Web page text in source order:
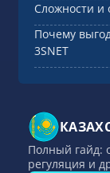
Сложности и
Почему
3SNET
Полный гайд:
регуляция и